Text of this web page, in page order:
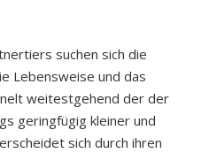
suchen sich die
Lebensweise und das
weitestgehend der der
geringfügig kleiner und
sich durch ihren